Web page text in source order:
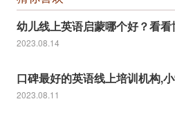
2023.08.14
2023.08.11